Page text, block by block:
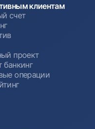
клиентам
счет
проект
банкинг
операции